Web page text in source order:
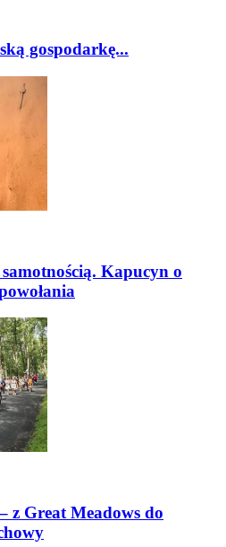
gospodarkę...
Kapucyn o
z Great Meadows do